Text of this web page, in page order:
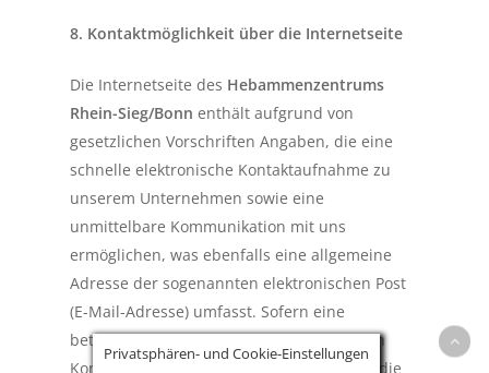
8. Kontaktmöglichkeit über die Internetseite
Die Internetseite des Hebammenzentrums
Rhein-Sieg/Bonn enthält aufgrund von
gesetzlichen Vorschriften Angaben, die eine
schnelle elektronische Kontaktaufnahme zu
unserem Unternehmen sowie eine
unmittelbare Kommunikation mit uns
ermöglichen, was ebenfalls eine allgemeine
Adresse der sogenannten elektronischen Post
(E-Mail-Adresse) umfasst. Sofern eine
betroffene Person per E-Mail oder über ein
Kontaktformular den Kontakt mit dem für die
Privatsphären- und Cookie-Einstellungen